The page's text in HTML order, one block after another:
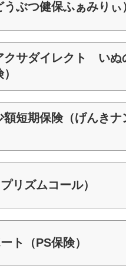
ぶつ健保ふぁみりぃ
クサダイレクト いぬ
短期保険（げんきナ
リズムコール）
ト（PS保険）